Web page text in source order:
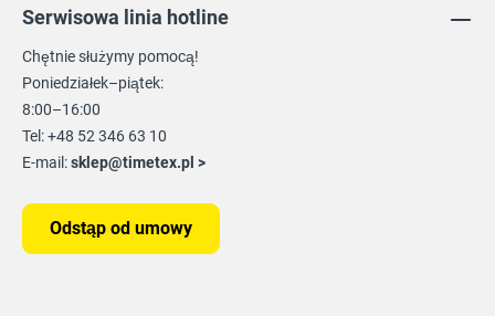
Serwisowa linia hotline
Chętnie służymy pomocą!
Poniedziałek–piątek:
8:00–16:00
Tel: +48 52 346 63 10
E-mail:sklep@timetex.pl >
Odstąp od umowy